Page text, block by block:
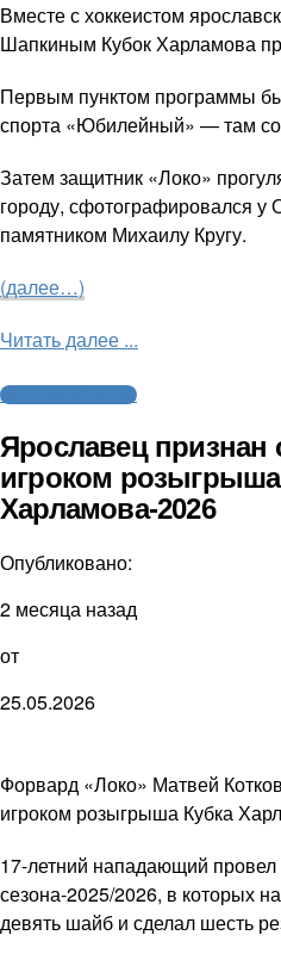
Вместе с хоккеистом
Шапкиным Кубок Харламова
Первым пунктом программы
спорта «Юбилейный» — там
Затем защитник «Локо»
городу, сфотографировался
памятником Михаилу Кругу.
(далее…)
Читать далее ...
Молодежный хоккей
Ярославец
игроком розыгрыша
Харламова-2026
Опубликовано:
2 месяца назад
от
25.05.2026
Форвард «Локо» Матвей
игроком розыгрыша Кубка
17-летний нападающий
сезона-2025/2026, в которых
девять шайб и сделал шесть